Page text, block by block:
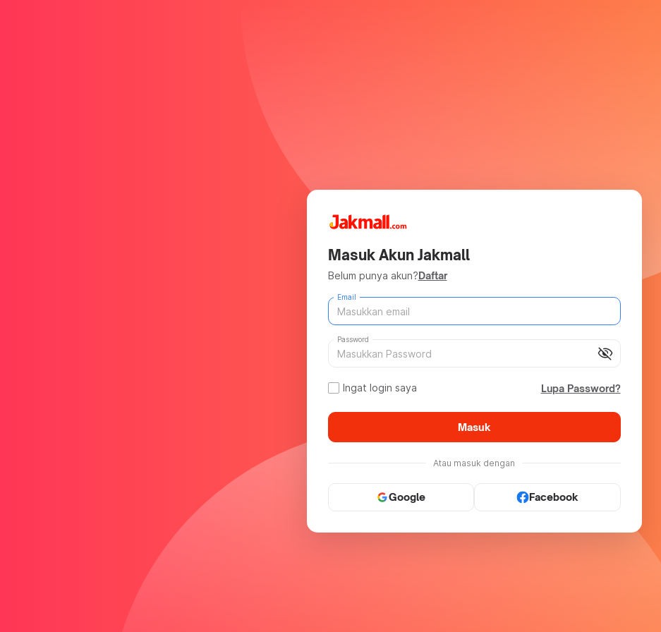
Masuk Akun Jakmall
Belum punya akun?Daftar
Email
visibility_off
Password
Ingat login saya Lupa Password?
Masuk
Atau masuk dengan
Google Facebook